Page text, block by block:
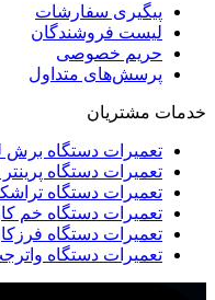
پیگیری سفارشات
لیست فروشندگان
حریم خصوصی
پرسش‌های متداول
خدمات مشتریان
تعمیرات دستگاه برش
تعمیرات دستگاه پرینتر 3D
تعمیرات دستگاه
تعمیرات دستگاه خم
تعمیرات دستگاه
تعمیرات دستگاه